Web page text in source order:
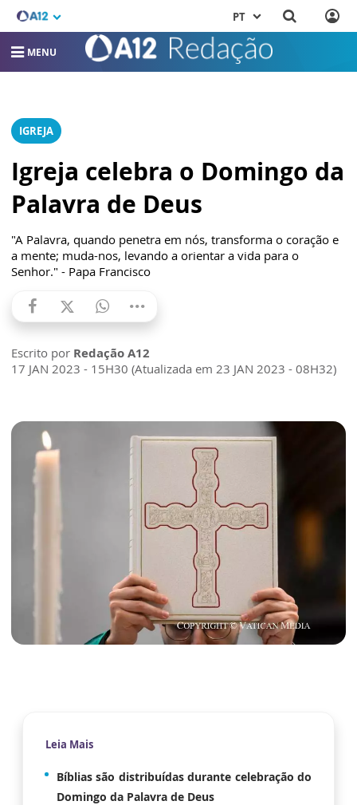
PT
MENU
IGREJA
Igreja celebra o Domingo da
Palavra de Deus
"A Palavra, quando penetra em nós, transforma o coração e
a mente; muda-nos, levando a orientar a vida para o
Senhor." - Papa Francisco
Escrito por Redação A12
17 JAN 2023 - 15H30 (Atualizada em 23 JAN 2023 - 08H32)
Leia Mais
Bíblias são distribuídas durante celebração do
Domingo da Palavra de Deus